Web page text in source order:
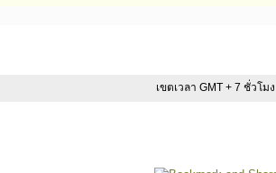
เขตเวลา GMT + 7 ชั่วโมง